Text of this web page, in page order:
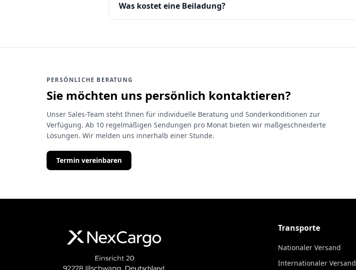
Was kostet eine Beiladung?
PERSÖNLICHE BERATUNG
Sie möchten uns persönlich kontaktieren?
Unser Sales-Team steht Ihnen für individuelle Beratung und Sonderkonditionen zur
Verfügung. Ab 10 regelmäßigen Sendungen pro Monat bieten wir maßgeschneiderte
Lösungen. Wir melden uns innerhalb einer Stunde.
Termin vereinbaren
Transporte
Nationaler Versand
Internationaler Versand